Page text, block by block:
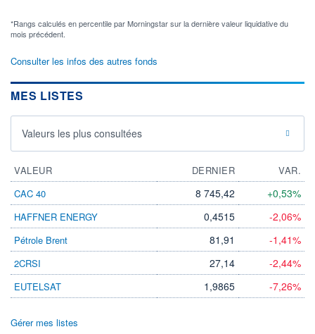
*Rangs calculés en percentile par Morningstar sur la dernière valeur liquidative du
mois précédent.
Consulter les infos des autres fonds
MES LISTES
Valeurs les plus consultées
VALEUR DERNIER
VAR.
CAC 40
8 745,42 +0,53%
HAFFNER ENERGY 0,4515 -2,06%
Pétrole Brent 81,91 -1,41%
2CRSI 27,14 -2,44%
EUTELSAT 1,9865 -7,26%
Gérer mes listes